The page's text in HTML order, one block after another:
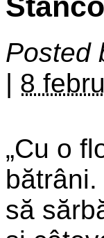
Posted
| 8
„Cu o
să